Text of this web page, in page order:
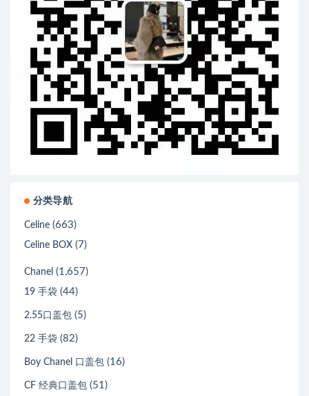
分类导航
Celine (663)
Celine BOX (7)
Chanel (1,657)
19 手袋 (44)
2.55口盖包 (5)
22 手袋 (82)
Boy Chanel 口盖包 (16)
CF 经典口盖包 (51)